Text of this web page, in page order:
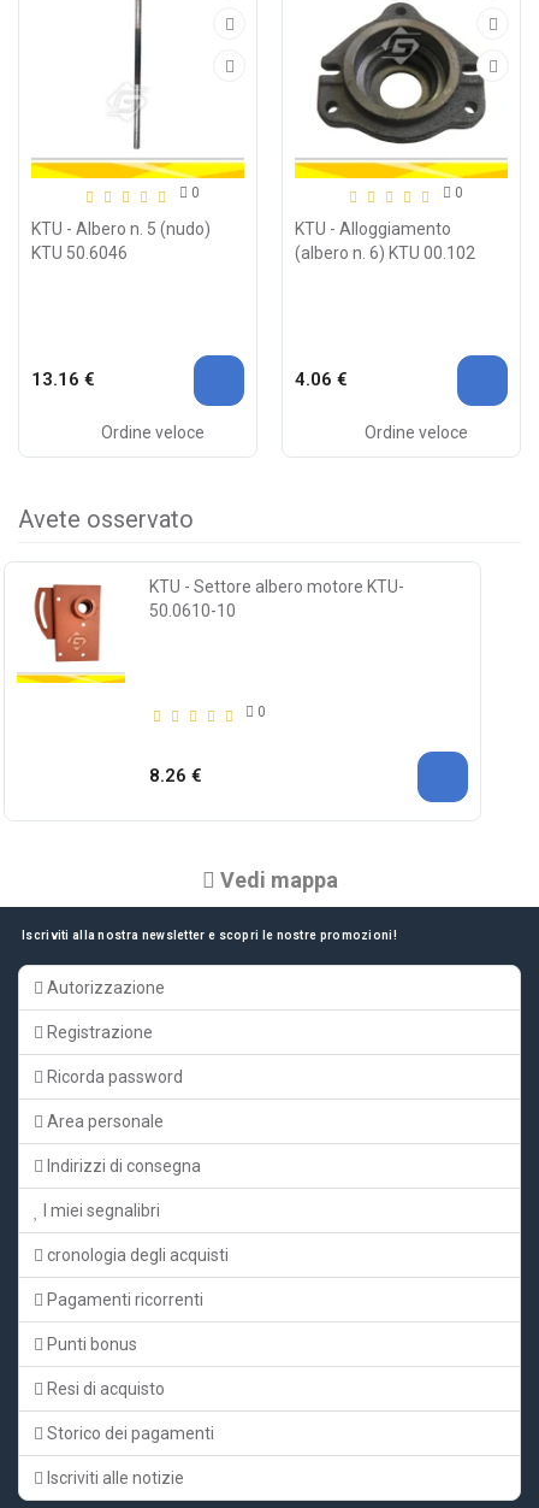
0
KTU - Albero n. 5 (nudo)
KTU 50.6046
13.16 €
Ordine veloce
0
KTU - Alloggiamento
(albero n. 6) KTU 00.102
4.06 €
Ordine veloce
Avete osservato
KTU - Settore albero motore KTU-
50.0610-10
0
8.26 €
Vedi mappa
Iscriviti alla nostra newsletter e scopri le nostre promozioni!
Autorizzazione
Registrazione
Ricorda password
Area personale
Indirizzi di consegna
I miei segnalibri
cronologia degli acquisti
Pagamenti ricorrenti
Punti bonus
Resi di acquisto
Storico dei pagamenti
Iscriviti alle notizie